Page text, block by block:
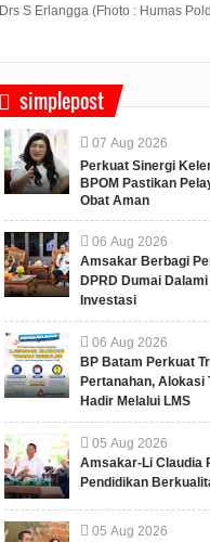
dan
di
Balai
Pusat
Migran yang
Drs S Erlangga (Fhoto : Humas
simplepost
07 Aug 2026
Perkuat Sinergi
BPOM Pastikan
Obat Aman
06 Aug 2026
Amsakar Berbagi
DPRD Dumai
Investasi
06 Aug 2026
BP Batam Perkuat
Pertanahan, Alokasi
Hadir Melalui LMS
05 Aug 2026
Amsakar-Li Claudia
Pendidikan
05 Aug 2026